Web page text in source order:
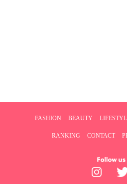
FASHION BEAUTY
RANKING CONTACT